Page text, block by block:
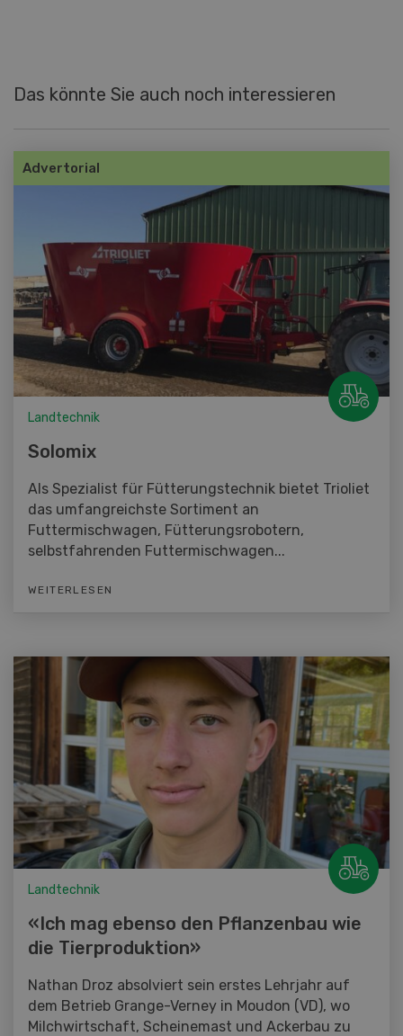
Das könnte Sie auch noch interessieren
Advertorial
Landtechnik
Solomix
Als Spezialist für Fütterungstechnik bietet Trioliet
das umfangreichste Sortiment an
Futtermischwagen, Fütterungsrobotern,
selbstfahrenden Futtermischwagen...
WEITERLESEN
Landtechnik
«Ich mag ebenso den Pflanzenbau wie
die Tierproduktion»
Nathan Droz absolviert sein erstes Lehrjahr auf
dem Betrieb Grange-Verney in Moudon (VD), wo
Milchwirtschaft, Scheinemast und Ackerbau zu